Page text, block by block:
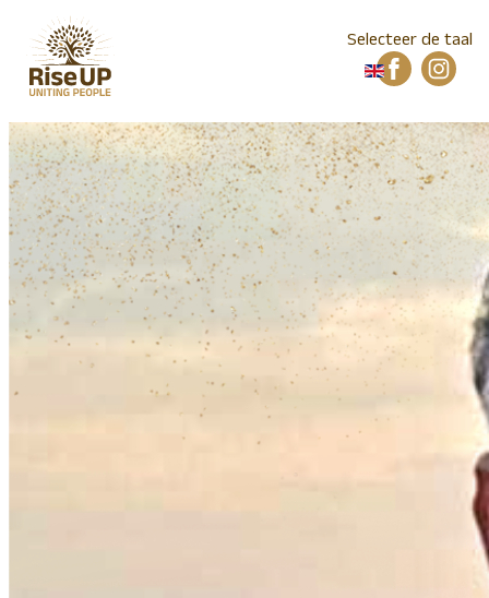
Home
Locatie
Mailinglist
Foto collectie
Video collectie
Elementen
Selecteer de taal